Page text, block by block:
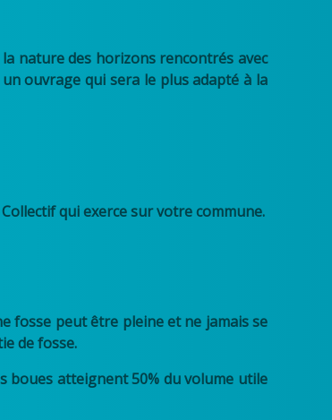
nature des horizons rencontrés avec
ouvrage qui sera le plus adapté à la
qui exerce sur votre commune.
fosse peut être pleine et ne jamais se
de fosse.
boues atteignent 50% du volume utile